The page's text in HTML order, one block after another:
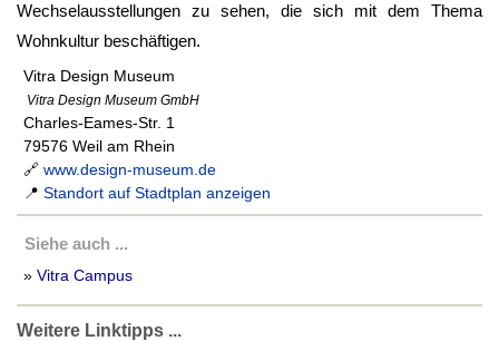
Wechselausstellungen zu sehen, die sich mit dem Thema
Wohnkultur beschäftigen.
Vitra Design Museum
Vitra Design Museum GmbH
Charles-Eames-Str. 1
79576 Weil am Rhein
🔗 www.design-museum.de
📍 Standort auf Stadtplan anzeigen
Siehe auch ...
» Vitra Campus
Weitere Linktipps ...